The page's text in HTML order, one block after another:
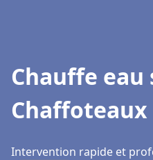
Chauffe eau
Chaffoteaux
Intervention rapide et